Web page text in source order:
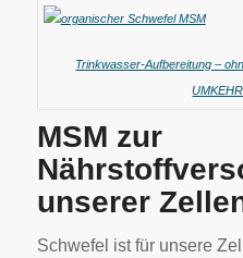
Trinkwasser-Aufbereitung –
MSM zur
unserer
Schwefel ist für unsere